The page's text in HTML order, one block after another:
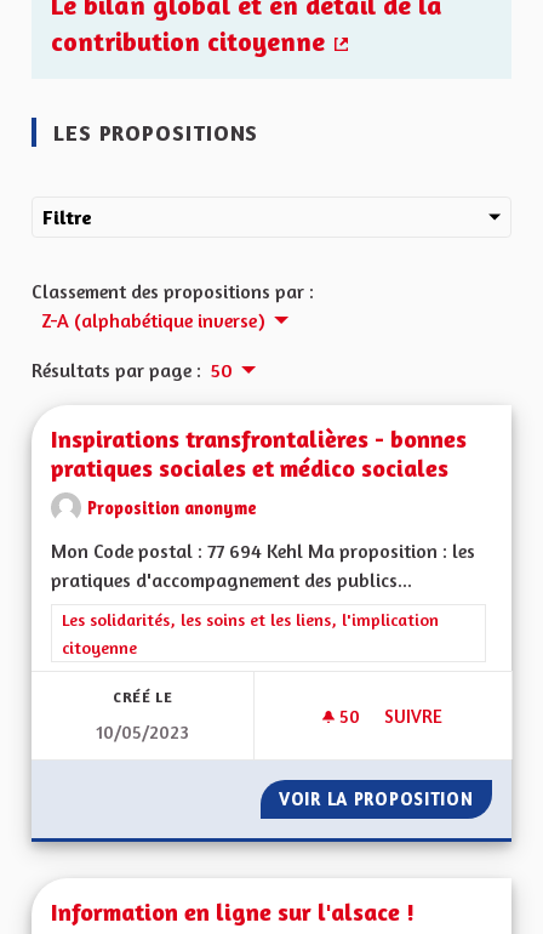
contribution citoyenne
LES PROPOSITIONS
Filtre
Classement des propositions par :
Z-A (alphabétique inverse)
Résultats par page : 50
Inspirations transfrontalières - bonnes
pratiques sociales et médico sociales
Proposition anonyme
Mon Code postal : 77 694 Kehl Ma proposition : les
pratiques d'accompagnement des publics...
Filtrer les résultats de la catégorie : Les solidarités, les soins
Les solidarités, les soins et les liens, l'implication
citoyenne
CRÉÉ LE
10/05/2023
50 50 ABONNÉS
SUIVRE
VOIR LA PROPOSITION
Information en ligne sur l'alsace !